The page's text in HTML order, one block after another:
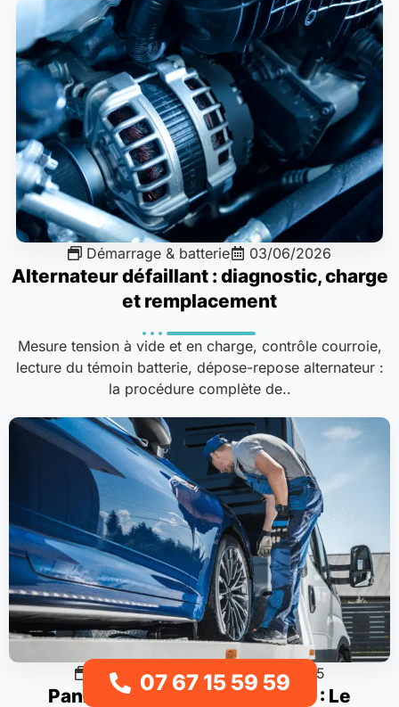
Démarrage & batterie 03/06/2026
Alternateur défaillant : diagnostic, charge
et remplacement
Mesure tension à vide et en charge, contrôle courroie,
lecture du témoin batterie, dépose-repose alternateur :
la procédure complète de..
Sinistres & accidents 15/11/2025
Panne ou Accident de Voiture : Le
07 67 15 59 59